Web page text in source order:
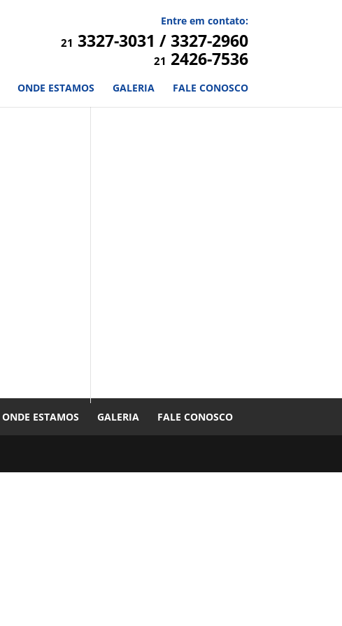
Entre em contato:
21 3327-3031 / 3327-2960
21 2426-7536
ONDE ESTAMOS GALERIA FALE CONOSCO
ONDE ESTAMOS GALERIA FALE CONOSCO